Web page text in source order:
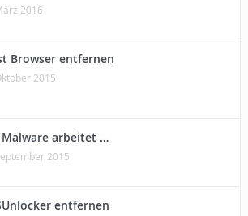
2016
Browser entfernen
2015
Malware arbeitet …
2015
entfernen